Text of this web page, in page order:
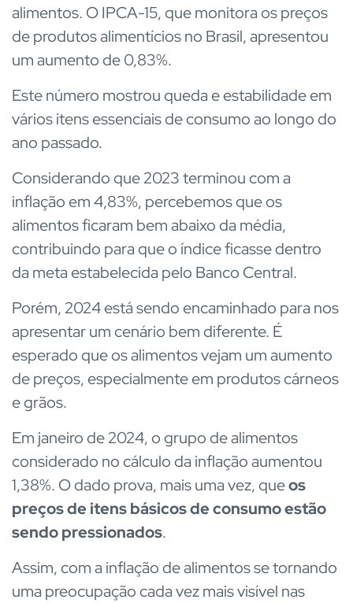
alimentos. O IPCA-15, que monitora os preços
de produtos alimentícios no Brasil, apresentou
um aumento de 0,83%.
Este número mostrou queda e estabilidade em
vários itens essenciais de consumo ao longo do
ano passado.
Considerando que 2023 terminou com a
inflação em 4,83%, percebemos que os
alimentos ficaram bem abaixo da média,
contribuindo para que o índice ficasse dentro
da meta estabelecida pelo Banco Central.
Porém, 2024 está sendo encaminhado para nos
apresentar um cenário bem diferente. É
esperado que os alimentos vejam um aumento
de preços, especialmente em produtos cárneos
e grãos.
Em janeiro de 2024, o grupo de alimentos
considerado no cálculo da inflação aumentou
1,38%. O dado prova, mais uma vez, queos
preços de itens básicos de consumo estão
sendo pressionados.
Assim, com a inflação de alimentos se tornando
uma preocupação cada vez mais visível nas